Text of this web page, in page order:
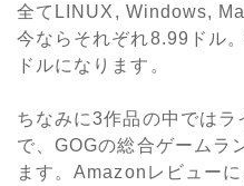
全てLINUX, Windows,
今ならそれぞれ8.99ドル
ドルになります。
ちなみに3作品の中では
で、GOGの総合ゲームラ
ます。Amazonレビューに